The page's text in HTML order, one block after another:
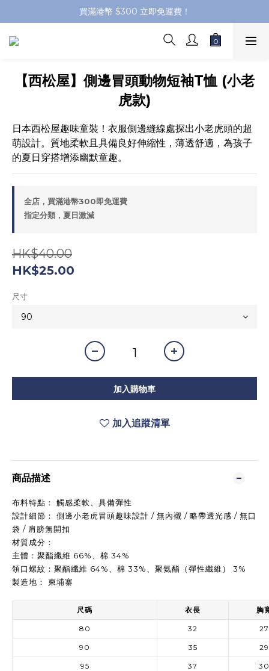
買滿港幣 $300 立即免運費！
【西松屋】側邊冒頭動物短袖T恤 (小老
虎款)
日本西松屋趣味童裝！衣服側邊縫線處探出小老虎頭的超
萌設計。質地柔軟且具備良好伸縮性，薄透舒適，為孩子
的夏日穿搭增添幽默童趣。
全店，買滿港幣300即免運費
指定分類，夏日激減
HK$40.00
HK$25.00
尺寸
加入購物車
加入追蹤清單
商品描述
布料特點： 觸感柔軟、具備彈性
設計細節： 側邊小老虎冒頭趣味設計 / 無內襯 / 略帶透光感 / 無口
袋 / 肩膀無開扣
材質成分：
主體：聚酯纖維 66%、棉 34%
領口螺紋：聚酯纖維 64%、棉 33%、聚氨酯（彈性纖維） 3%
製造地： 柬埔寨
尺碼 衣長 胸
80 32 27
90 35 29
95 37 30